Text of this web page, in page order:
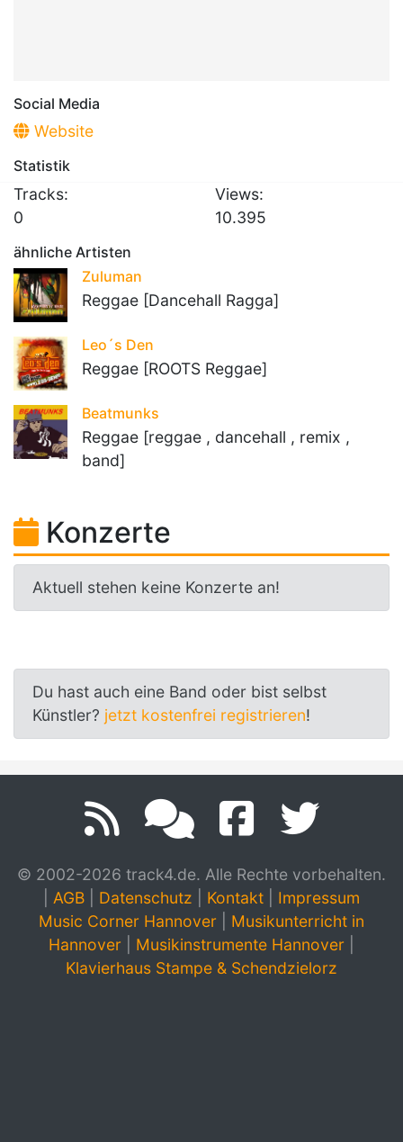
Social Media
Website
Statistik
Tracks:
0
Views:
10.395
ähnliche Artisten
Zuluman
Reggae [Dancehall Ragga]
Leo´s Den
Reggae [ROOTS Reggae]
Beatmunks
Reggae [reggae , dancehall , remix ,
band]
Konzerte
Aktuell stehen keine Konzerte an!
Du hast auch eine Band oder bist selbst
Künstler? jetzt kostenfrei registrieren!
© 2002-2026 track4.de. Alle Rechte vorbehalten.
AGB Datenschutz Kontakt
Impressum
Music Corner Hannover
Musikunterricht in
Hannover
Musikinstrumente Hannover
Klavierhaus Stampe & Schendzielorz